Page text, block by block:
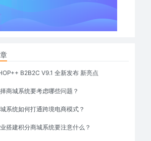
B2B2C V9.1 全新发布 新亮点
商城系统要考虑哪些问题？
系统如何打通跨境电商模式？
搭建积分商城系统要注意什么？